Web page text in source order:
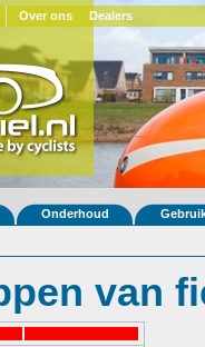
Over ons Dealers
Onderhoud
van